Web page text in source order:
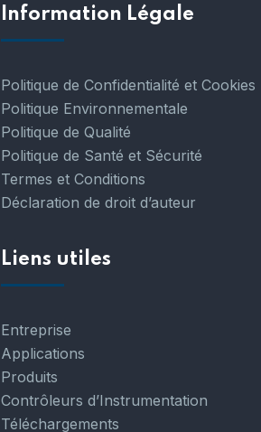
Information Légale
Politique de Confidentialité et Cookies
Politique Environnementale
Politique de Qualité
Politique de Santé et Sécurité
Termes et Conditions
Déclaration de droit d’auteur
Liens utiles
Entreprise
Applications
Produits
Contrôleurs d’Instrumentation
Téléchargements